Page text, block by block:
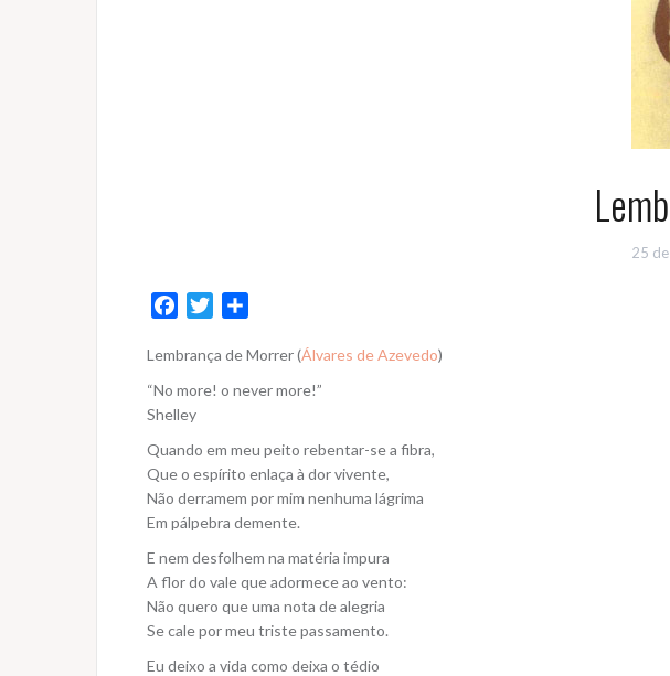
25
c
e
b
k
i
t
a
r
Lembrança de Morrer (Álvares de Azevedo)
“No more! o never more!”
Shelley
Quando em meu peito rebentar-se a fibra,
Que o espírito enlaça à dor vivente,
Não derramem por mim nenhuma lágrima
Em pálpebra demente.
E nem desfolhem na matéria impura
A flor do vale que adormece ao vento:
Não quero que uma nota de alegria
Se cale por meu triste passamento.
Eu deixo a vida como deixa o tédio